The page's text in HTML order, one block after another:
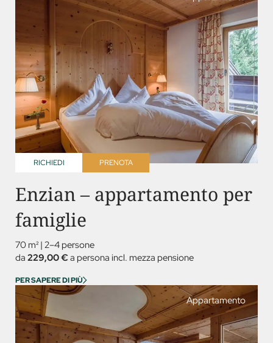
PRENOTA
RICHIEDI
Enzian – appartamento per
famiglie
70 m² | 2–4 persone
da 229,00 € a persona incl. mezza pensione
PER SAPERE DI PIÙ
Appartamento